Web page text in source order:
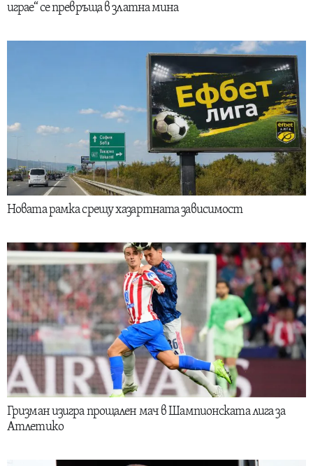
играе“ се превръща в златна мина
Новата рамка срещу хазартната зависимост
Гризман изигра прощален мач в Шампионската лига за
Атлетико